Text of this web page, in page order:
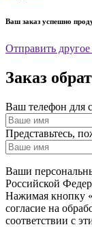
Ваш заказ успешно
Отправить
Заказ
Ваш телефон для
Представьтесь,
Ваши
Российской
Нажимая кнопку
согласие на
соответствии с